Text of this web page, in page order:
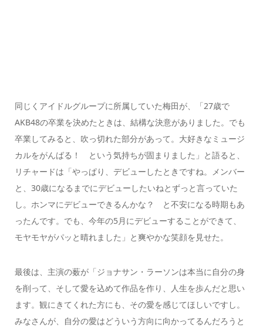
同じくアイドルグループに所属していた梅田が、「27歳で
AKB48の卒業を決めたときは、結構な決意がありました。でも
卒業してみると、吹っ切れた部分があって。大好きなミュージ
カルをがんばる！ という気持ちが固まりました」と語ると、
リチャードは「やっぱり、デビューしたときですね。メンバー
と、30歳になるまでにデビューしたいねとずっと言っていた
し。ホンマにデビューできるんかな？ と不安になる時期もあ
ったんです。でも、今年の5月にデビューすることができて、
モヤモヤがパッと晴れました」と爽やかな笑顔を見せた。
最後は、主演の薮が「ジョナサン・ラーソンは本当に自分の身
を削って、そして愛を込めて作品を作り、人生を歩んだと思い
ます。観にきてくれた方にも、その愛を感じてほしいですし。
みなさんが、自分の愛はどういう方向に向かってるんだろうと